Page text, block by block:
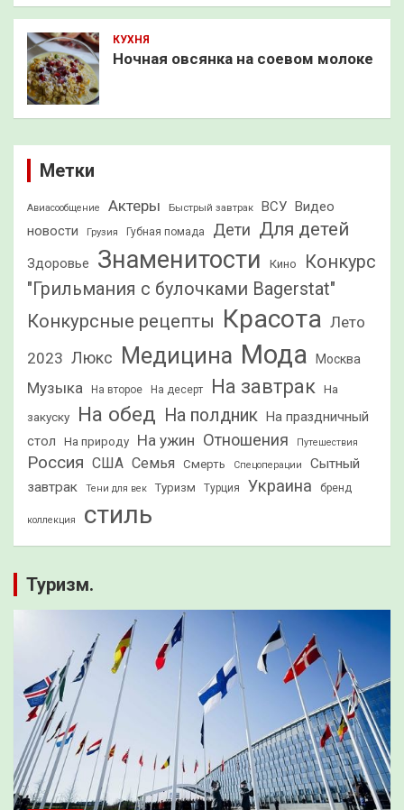
КУХНЯ
Ночная овсянка на соевом молоке
Метки
Авиасообщение Актеры Быстрый завтрак ВСУ Видео
новости
Грузия Губная помада Дети Для детей
Здоровье Знаменитости Кино
Конкурс
"Грильмания с булочками Bagerstat"
Конкурсные рецепты Красота Лето
2023 Люкс Медицина Мода Москва
Музыка На второе На десерт На завтрак На
закуску На обед На полдник На праздничный
стол
На природу На ужин Отношения Путешествия
Россия США Семья Смерть Спецоперации
Сытный
завтрак
Тени для век Туризм Турция Украина бренд
коллекция стиль
Туризм.